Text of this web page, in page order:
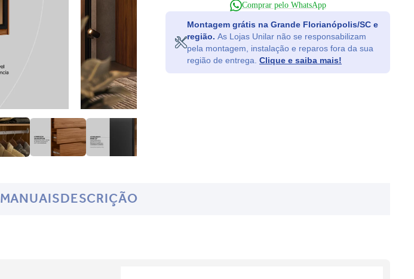
Comprar pelo WhatsApp
Montagem grátis na Grande Florianópolis/SC e
região.
pela montagem, instalação e reparos fora da sua
região de entrega. Clique e saiba mais!
MANUAISDESCRIÇÃO